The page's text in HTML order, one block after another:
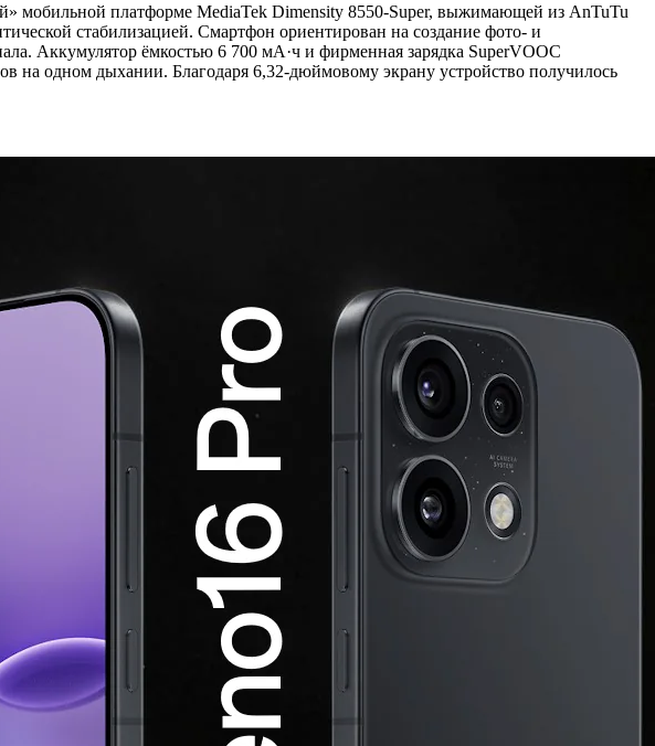
мобильной платформе MediaTek Dimensity 8550-Super, выжимающей из AnTuTu
стабилизацией. Смартфон ориентирован на создание фото- и
Аккумулятор ёмкостью 6 700 мА·ч и фирменная зарядка SuperVOOC
на одном дыхании. Благодаря 6,32-дюймовому экрану устройство получилось